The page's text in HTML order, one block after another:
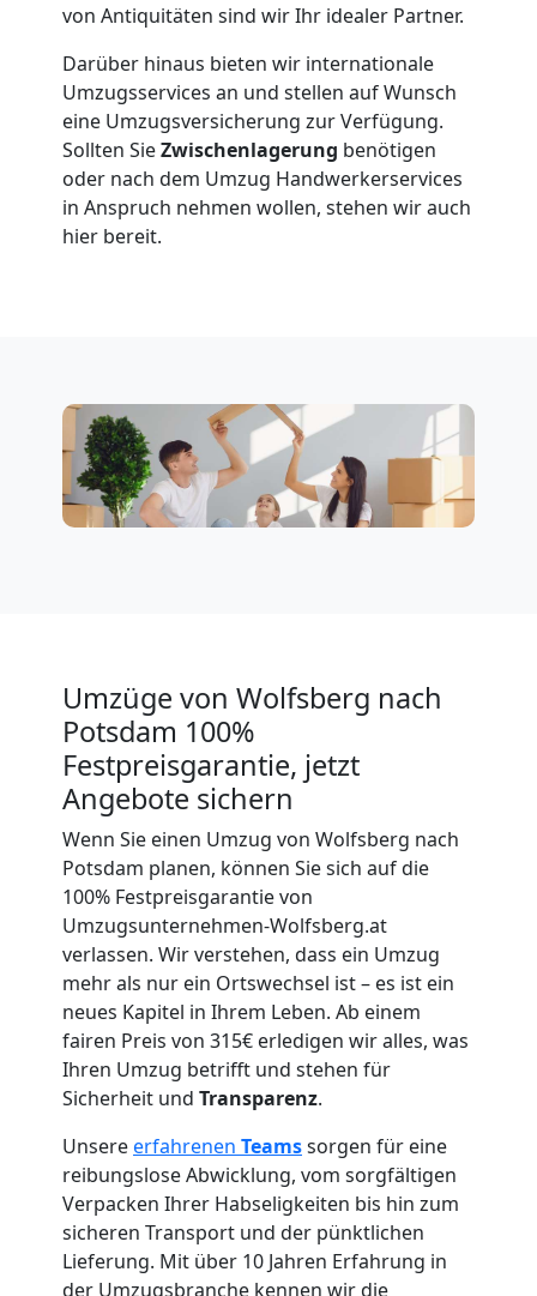
von Antiquitäten sind wir Ihr idealer Partner.
Darüber hinaus bieten wir internationale
Umzugsservices an und stellen auf Wunsch
eine Umzugsversicherung zur Verfügung.
Sollten SieZwischenlagerung benötigen
oder nach dem Umzug Handwerkerservices
in Anspruch nehmen wollen, stehen wir auch
hier bereit.
Umzüge von Wolfsberg nach
Potsdam 100%
Festpreisgarantie, jetzt
Angebote sichern
Wenn Sie einen Umzug von Wolfsberg nach
Potsdam planen, können Sie sich auf die
100% Festpreisgarantie von
Umzugsunternehmen-Wolfsberg.at
verlassen. Wir verstehen, dass ein Umzug
mehr als nur ein Ortswechsel ist – es ist ein
neues Kapitel in Ihrem Leben. Ab einem
fairen Preis von 315€ erledigen wir alles, was
Ihren Umzug betrifft und stehen für
Sicherheit und Transparenz.
Unsereerfahrenen Teamssorgen für eine
reibungslose Abwicklung, vom sorgfältigen
Verpacken Ihrer Habseligkeiten bis hin zum
sicheren Transport und der pünktlichen
Lieferung. Mit über 10 Jahren Erfahrung in
der Umzugsbranche kennen wir die
Wolfsberg
Übersiedlung
Wolfsberg
Privatumzug
Wolfsberg
Wolfsberg
Umzug
für
Senioren
Wolfsberg
Fernumzug
Wolfsberg